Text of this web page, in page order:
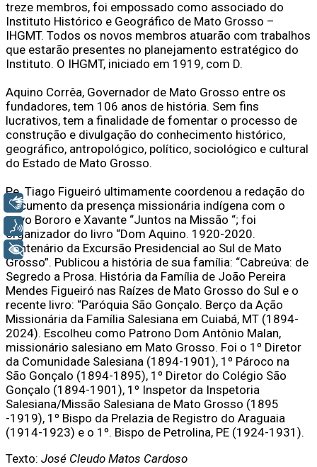
treze membros, foi empossado como associado do
Instituto Histórico e Geográfico de Mato Grosso –
IHGMT. Todos os novos membros atuarão com trabalhos
que estarão presentes no planejamento estratégico do
Instituto. O IHGMT, iniciado em 1919, com D.
Aquino Corrêa, Governador de Mato Grosso entre os
fundadores, tem 106 anos de história. Sem fins
lucrativos, tem a finalidade de fomentar o processo de
construção e divulgação do conhecimento histórico,
geográfico, antropológico, político, sociológico e cultural
do Estado de Mato Grosso.
Pe. Tiago Figueiró ultimamente coordenou a redação do
documento da presença missionária indígena com o
povo Bororo e Xavante “Juntos na Missão “; foi
organizador do livro “Dom Aquino. 1920-2020.
Centenário da Excursão Presidencial ao Sul de Mato
Grosso”. Publicou a história de sua família: “Cabreúva: de
Segredo a Prosa. História da Família de João Pereira
Mendes Figueiró nas Raízes de Mato Grosso do Sul e o
recente livro: “Paróquia São Gonçalo. Berço da Ação
Missionária da Família Salesiana em Cuiabá, MT (1894-
2024). Escolheu como Patrono Dom Antônio Malan,
missionário salesiano em Mato Grosso. Foi o 1º Diretor
da Comunidade Salesiana (1894-1901), 1º Pároco na
São Gonçalo (1894-1895), 1º Diretor do Colégio São
Gonçalo (1894-1901), 1º Inspetor da Inspetoria
Salesiana/Missão Salesiana de Mato Grosso (1895
-1919), 1º Bispo da Prelazia de Registro do Araguaia
(1914-1923) e o 1º. Bispo de Petrolina, PE (1924-1931).
Texto: José Cleudo Matos Cardoso
Libras
Voz
+ Acessibilidade